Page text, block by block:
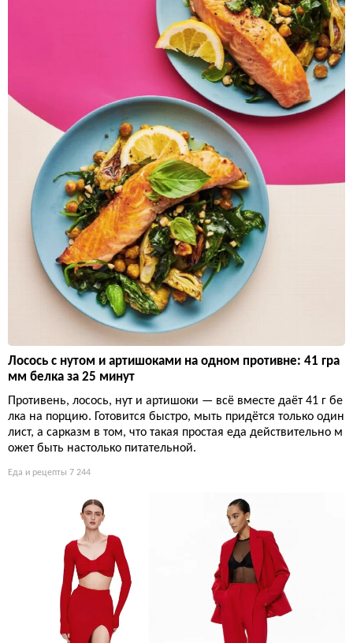
Лосось с нутом и артишоками на одном противне: 41 гра
мм белка за 25 минут
Противень, лосось, нут и артишоки — всё вместе даёт 41 г бе
лка на порцию. Готовится быстро, мыть придётся только один
лист, а сарказм в том, что такая простая еда действительно м
ожет быть настолько питательной.
Еда и рецепты 7 244